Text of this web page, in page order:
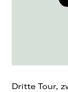
Dritte Tour,